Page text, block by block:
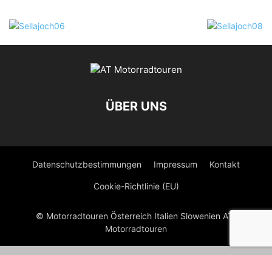
ÜBER UNS
Datenschutzbestimmungen Impressum Kontakt
Cookie-Richtlinie (EU)
© Motorradtouren Österreich Italien Slowenien AT-
Motorradtouren